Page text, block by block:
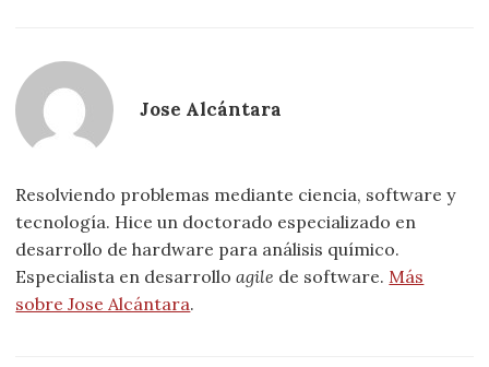
Jose Alcántara
Resolviendo problemas mediante ciencia, software y
tecnología. Hice un doctorado especializado en
desarrollo de hardware para análisis químico.
Especialista en desarrolloagile de software. Más
sobre Jose Alcántara.